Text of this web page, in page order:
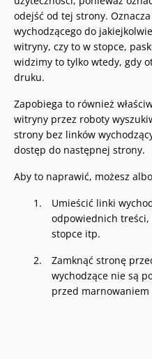
odejść od tej strony.
wychodzącego do
witryny, czy to w stopce,
widzimy to tylko wtedy, gdy
druku.
Zapobiega to również
witryny przez roboty
strony bez linków
dostęp do następnej strony.
Aby to naprawić, możesz
Umieścić linki
odpowiednich
stopce itp.
Zamknąć stronę
wychodzące nie są
przed